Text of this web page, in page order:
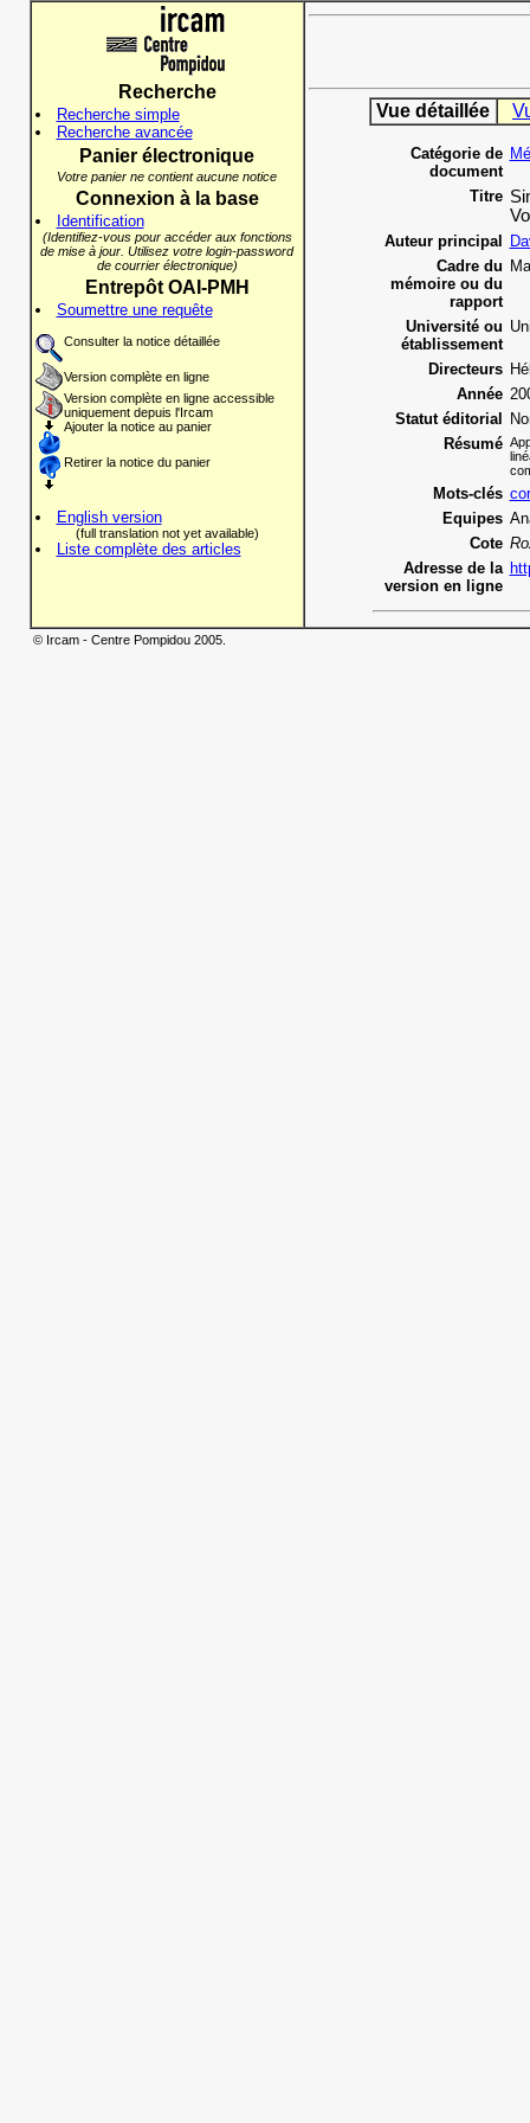
Recherche
Recherche simple
Recherche avancée
Panier électronique
Votre panier ne contient aucune notice
Connexion à la base
Identification
(Identifiez-vous pour accéder aux fonctions
de mise à jour. Utilisez votre login-password
de courrier électronique)
Entrepôt OAI-PMH
Soumettre une requête
Consulter la notice détaillée
Version complète en ligne
Version complète en ligne accessible
uniquement depuis l'Ircam
Ajouter la notice au panier
Retirer la notice du panier
English version
(full translation not yet available)
Liste complète des articles
Vue détaillée
Catégorie de
document
Titre
Auteur principal
Cadre du
mémoire ou du
rapport
Université ou
établissement
Directeurs
Année
Statut éditorial
Résumé
Mots-clés
Equipes
Cote
Adresse de la
version en ligne
© Ircam - Centre Pompidou 2005.